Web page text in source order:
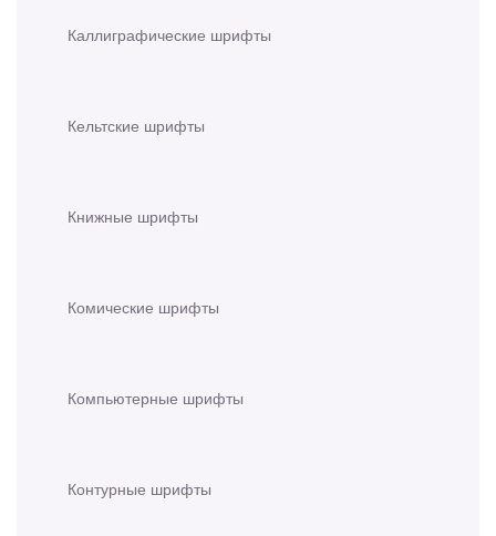
Каллиграфические шрифты
Кельтские шрифты
Книжные шрифты
Комические шрифты
Компьютерные шрифты
Контурные шрифты